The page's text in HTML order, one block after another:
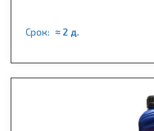
Срок: ≈ 2 д.